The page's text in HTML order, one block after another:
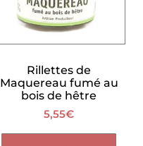
Rillettes de
Maquereau fumé au
bois de hêtre
5,55€